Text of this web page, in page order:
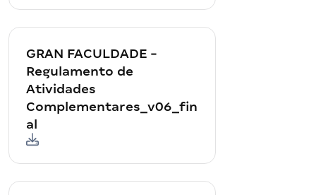
GRAN FACULDADE -
Regulamento de
Atividades
Complementares_v06_fin
al